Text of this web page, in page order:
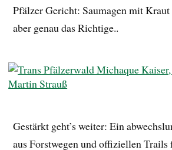
Pfälzer Gericht: Saumagen mit
aber genau das Richtige..
Gestärkt geht’s weiter: Ein
aus Forstwegen und offiziellen